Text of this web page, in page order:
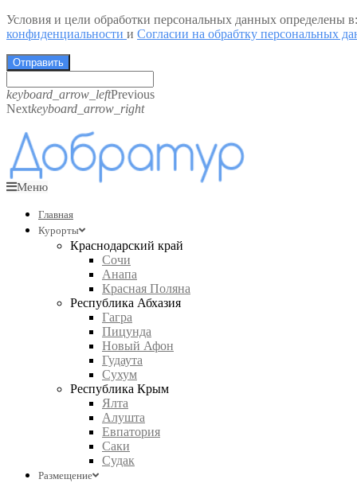
Условия и цели обработки персональных данных определены
конфиденциальности и Согласии на обрабтку персональных
Отправить
keyboard_arrow_leftPrevious
Nextkeyboard_arrow_right
Меню
Главная
Курорты
Краснодарский край
Сочи
Анапа
Красная Поляна
Республика Абхазия
Гагра
Пицунда
Новый Афон
Гудаута
Сухум
Республика Крым
Ялта
Алушта
Евпатория
Саки
Судак
Размещение